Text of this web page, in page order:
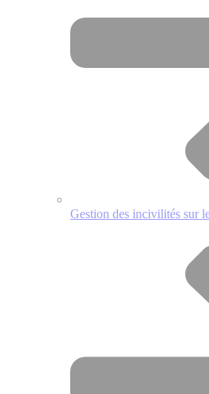
Gestion des incivilités sur